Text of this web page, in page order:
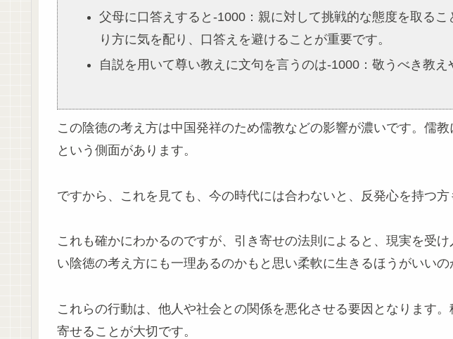
父母に口答えすると-1000：親に対して挑戦的な態度を取る
り方に気を配り、口答えを避けることが重要です。
自説を用いて尊い教えに文句を言うのは-1000：敬うべき教
この陰徳の考え方は中国発祥のため儒教などの影響が濃いです。儒
という側面があります。
ですから、これを見ても、今の時代には合わないと、反発心を持つ方
これも確かにわかるのですが、引き寄せの法則によると、現実を受
い陰徳の考え方にも一理あるのかもと思い柔軟に生きるほうがいいの
これらの行動は、他人や社会との関係を悪化させる要因となります
寄せることが大切です。